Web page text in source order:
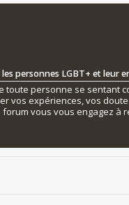
personnes LGBT+ et leur
toute personne se sentant
vos expériences, vos
vous vous engagez à